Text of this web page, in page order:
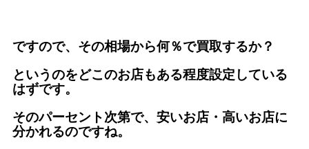
ですので、その相場から何％で買取するか？
というのをどこのお店もある程度設定している
はずです。
そのパーセント次第で、安いお店・高いお店に
分かれるのですね。